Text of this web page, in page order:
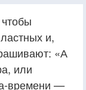
и,
«А
или
времени —